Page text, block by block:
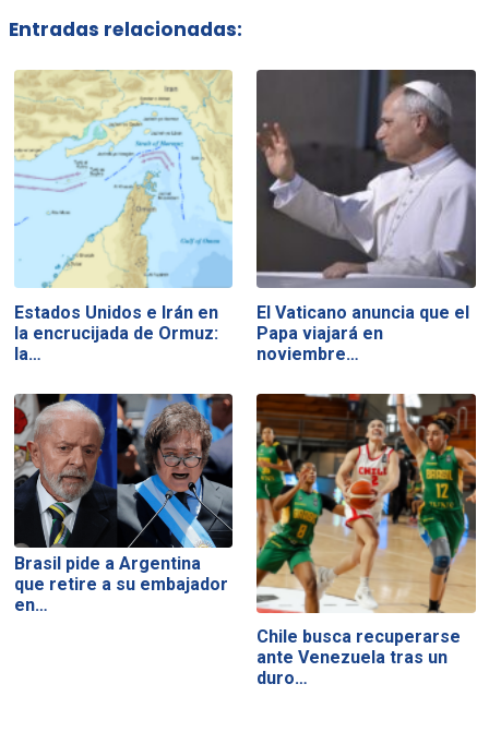
Entradas relacionadas:
Estados Unidos e Irán en
la encrucijada de Ormuz:
la…
El Vaticano anuncia que el
Papa viajará en
noviembre…
Brasil pide a Argentina
que retire a su embajador
en…
Chile busca recuperarse
ante Venezuela tras un
duro…